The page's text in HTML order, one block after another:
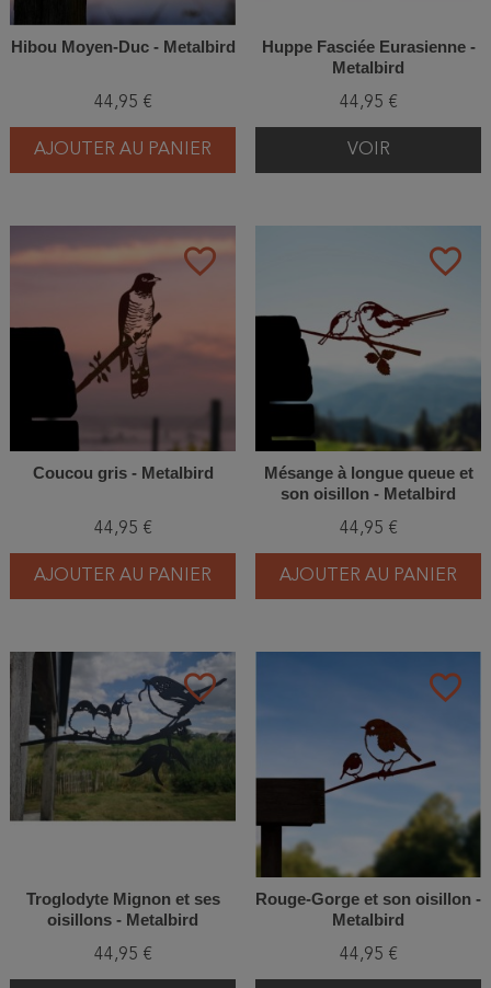
Hibou Moyen-Duc - Metalbird
44,95 €
AJOUTER AU PANIER
Huppe Fasciée Eurasienne -
Metalbird
44,95 €
VOIR
favorite_border
Coucou gris - Metalbird
44,95 €
AJOUTER AU PANIER
favorite_border
Mésange à longue queue et
son oisillon - Metalbird
44,95 €
AJOUTER AU PANIER
favorite_border
Troglodyte Mignon et ses
oisillons - Metalbird
44,95 €
favorite_border
Rouge-Gorge et son oisillon -
Metalbird
44,95 €